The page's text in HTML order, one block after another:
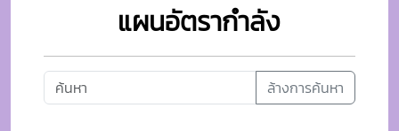
แผนอัตรากำลัง
ล้างการค้นหา